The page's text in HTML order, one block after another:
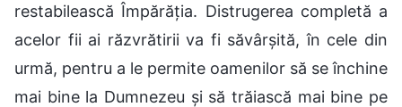
restabilească Împărăția. Distrugerea completă a
acelor fii ai răzvrătirii va fi săvârșită, în cele din
urmă, pentru a le permite oamenilor să se închine
mai bine la Dumnezeu și să trăiască mai bine pe